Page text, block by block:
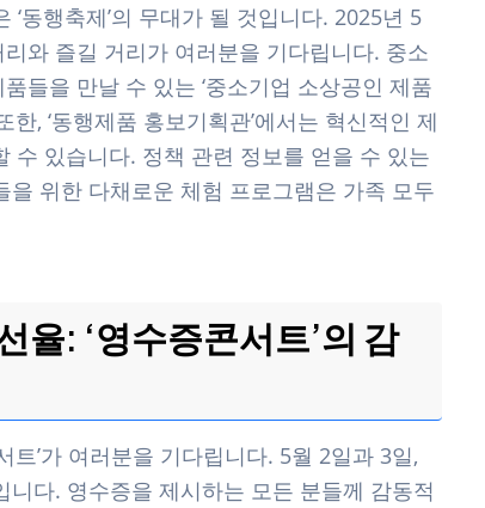
동행축제’의 무대가 될 것입니다. 2025년 5
와 즐길 거리가 여러분을 기다립니다. 중소
들을 만날 수 있는 ‘중소기업 소상공인 제품
, ‘동행제품 홍보기획관’에서는 혁신적인 제
수 있습니다. 정책 관련 정보를 얻을 수 있는
을 위한 다채로운 체험 프로그램은 가족 모두
율: ‘영수증콘서트’의 감
’가 여러분을 기다립니다. 5월 2일과 3일,
다. 영수증을 제시하는 모든 분들께 감동적